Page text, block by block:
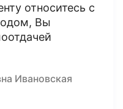
относитесь с
Вы
Ивановская